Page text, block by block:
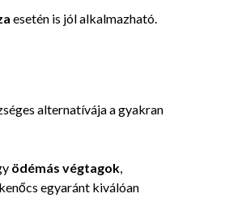
esetén is jól alkalmazható.
alternatívája a gyakran
ödémás végtagok,
egyaránt kiválóan